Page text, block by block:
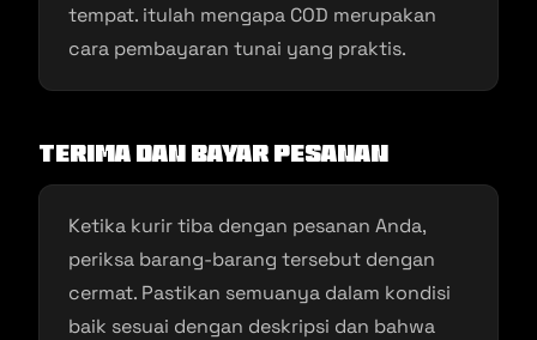
tempat. itulah mengapa COD merupakan
cara pembayaran tunai yang praktis.
Terima dan Bayar Pesanan
Ketika kurir tiba dengan pesanan Anda,
periksa barang-barang tersebut dengan
cermat. Pastikan semuanya dalam kondisi
baik sesuai dengan deskripsi dan bahwa